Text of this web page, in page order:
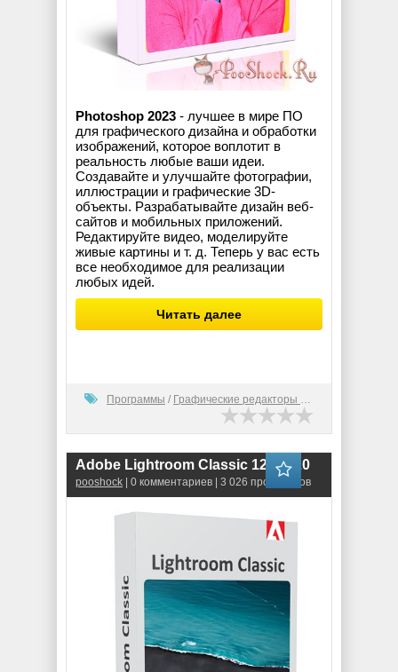
Photoshop 2023 - лучшее в мире ПО
для графического дизайна и обработки
изображений, которое воплотит в
реальность любые ваши идеи.
Создавайте и улучшайте фотографии,
иллюстрации и графические 3D-
объекты. Разрабатывайте дизайн веб-
сайтов и мобильных приложений.
Редактируйте видео, моделируйте
живые картины и т. д. Теперь у вас есть
все необходимое для реализации
любых идей.
Читать далее
Программы / Графические редакторы (2D)
Adobe Lightroom Classic 12.3.0.20
pooshock | 0 комментариев | 3 026 просмотров